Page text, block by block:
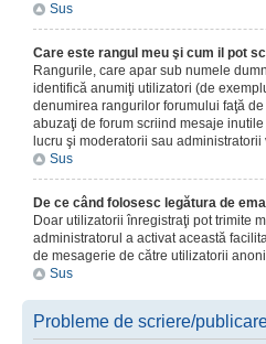
Sus
Care este rangul meu şi cum il pot
Rangurile, care apar sub numele
identifică anumiţi utilizatori (de
denumirea rangurilor forumului faţă
abuzaţi de forum scriind mesaje
lucru şi moderatorii sau
Sus
De ce când folosesc legătura de
Doar utilizatorii înregistraţi pot trimite
administratorul a activat această
de mesagerie de către utilizatorii
Sus
Probleme de scriere/